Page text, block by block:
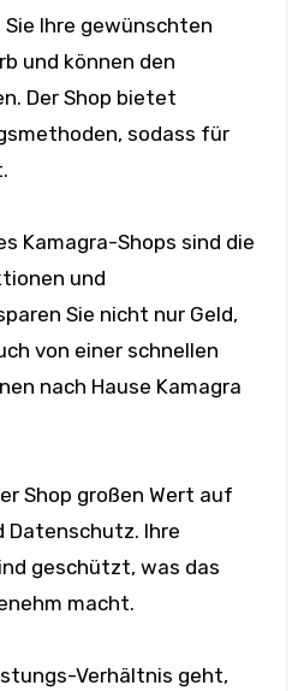
Ihre gewünschten
und können den
Der Shop bietet
sodass für
Kamagra-Shops sind die
und
Sie nicht nur Geld,
von einer schnellen
nach Hause Kamagra
Shop großen Wert auf
Datenschutz. Ihre
geschützt, was das
macht.
Verhältnis geht,